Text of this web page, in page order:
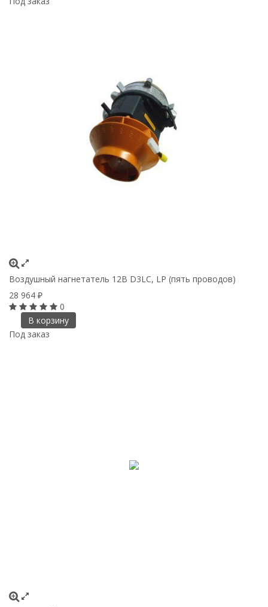
Воздушный нагнетатель 12В D3LC, LP (пять проводов)
28 964 ₽
0
В корзину
Под заказ